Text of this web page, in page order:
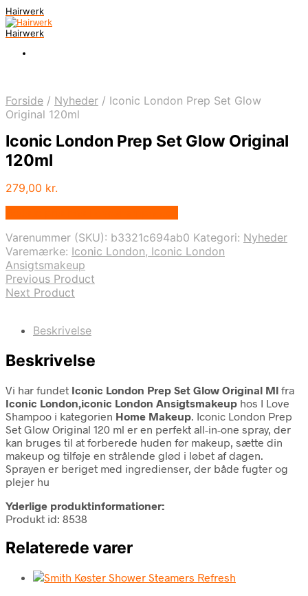
Hairwerk
Hairwerk
Forside / Nyheder / Iconic London Prep Set Glow
Original 120ml
Iconic London Prep Set Glow Original
120ml
279,00 kr.
Varenummer (SKU): b3321c694ab0 Kategori: Nyheder
Varemærke: Iconic London, Iconic London
Ansigtsmakeup
Previous Product
Next Product
Beskrivelse
Beskrivelse
Vi har fundet Iconic London Prep Set Glow Original Ml fra
Iconic London,iconic London Ansigtsmakeup hos I Love
Shampoo i kategorien Home Makeup. Iconic London Prep
Set Glow Original 120 ml er en perfekt all-in-one spray, der
kan bruges til at forberede huden før makeup, sætte din
makeup og tilføje en strålende glød i løbet af dagen.
Sprayen er beriget med ingredienser, der både fugter og
plejer hu
Yderlige produktinformationer:
Produkt id: 8538
Relaterede varer